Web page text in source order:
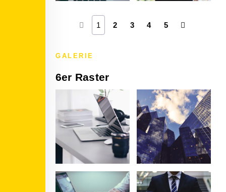
1 2 3 4 5
GALERIE
6er Raster